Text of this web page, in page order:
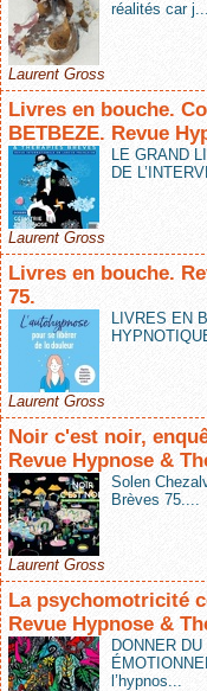
réalités car j...
Laurent Gross
Livres en bouche.
BETBEZE. Revue
LE GRAND
DE
Laurent Gross
Livres en bouche.
75.
LIVRES EN
Laurent Gross
Noir c'est noir,
Revue Hypnose &
Solen
Brèves 75....
Laurent Gross
La psychomotricité
Revue Hypnose &
DONNER
l’hypnos...